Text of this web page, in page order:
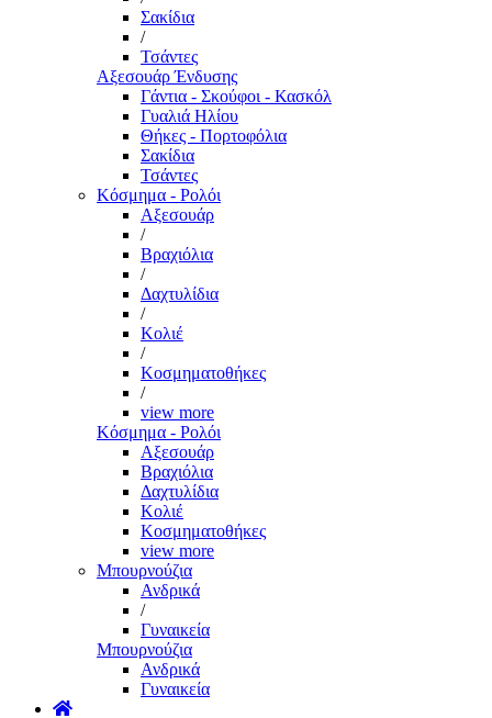
Σακίδια
/
Τσάντες
Αξεσουάρ Ένδυσης
Γάντια - Σκούφοι - Κασκόλ
Γυαλιά Ηλίου
Θήκες - Πορτοφόλια
Σακίδια
Τσάντες
Κόσμημα - Ρολόι
Αξεσουάρ
/
Βραχιόλια
/
Δαχτυλίδια
/
Κολιέ
/
Κοσμηματοθήκες
/
view more
Κόσμημα - Ρολόι
Αξεσουάρ
Βραχιόλια
Δαχτυλίδια
Κολιέ
Κοσμηματοθήκες
view more
Μπουρνούζια
Ανδρικά
/
Γυναικεία
Μπουρνούζια
Ανδρικά
Γυναικεία